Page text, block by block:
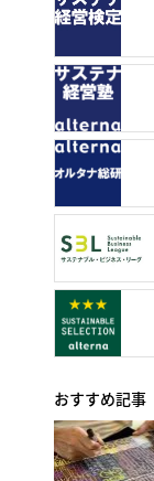
おすすめ記事